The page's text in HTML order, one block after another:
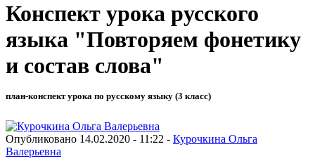
Конспект урока русского
языка "Повторяем фонетику
и состав слова"
план-конспект урока по русскому языку (3 класс)
Опубликовано 14.02.2020 - 11:22 - Курочкина Ольга
Валерьевна